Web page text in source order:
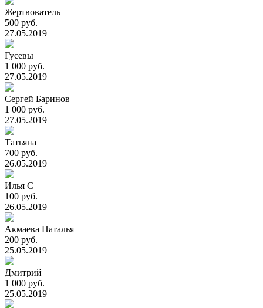
Жертвователь
500 руб.
27.05.2019
Гусевы
1 000 руб.
27.05.2019
Сергей Баринов
1 000 руб.
27.05.2019
Татьяна
700 руб.
26.05.2019
Илья С
100 руб.
26.05.2019
Акмаева Наталья
200 руб.
25.05.2019
Дмитрий
1 000 руб.
25.05.2019